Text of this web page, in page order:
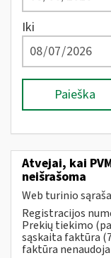
Iki
Paieška
Atvejai, kai
neišrašoma
Web turinio
Registracijos
Prekių tiekimo
sąskaita faktūra
faktūra